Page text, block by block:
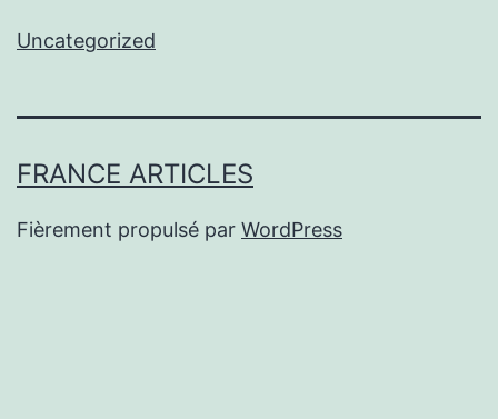
Uncategorized
FRANCE ARTICLES
Fièrement propulsé par WordPress